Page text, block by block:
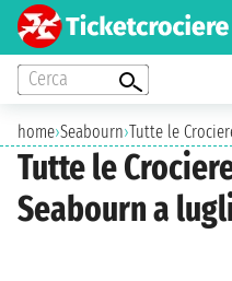
Cerca
home›Seabourn›Tutte le
Tutte le
Seabourn a